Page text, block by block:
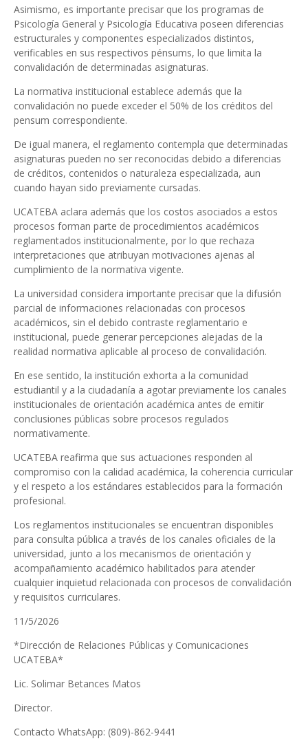
Asimismo, es importante precisar que los programas de
Psicología General y Psicología Educativa poseen diferencias
estructurales y componentes especializados distintos,
verificables en sus respectivos pénsums, lo que limita la
convalidación de determinadas asignaturas.
La normativa institucional establece además que la
convalidación no puede exceder el 50% de los créditos del
pensum correspondiente.
De igual manera, el reglamento contempla que determinadas
asignaturas pueden no ser reconocidas debido a diferencias
de créditos, contenidos o naturaleza especializada, aun
cuando hayan sido previamente cursadas.
UCATEBA aclara además que los costos asociados a estos
procesos forman parte de procedimientos académicos
reglamentados institucionalmente, por lo que rechaza
interpretaciones que atribuyan motivaciones ajenas al
cumplimiento de la normativa vigente.
La universidad considera importante precisar que la difusión
parcial de informaciones relacionadas con procesos
académicos, sin el debido contraste reglamentario e
institucional, puede generar percepciones alejadas de la
realidad normativa aplicable al proceso de convalidación.
En ese sentido, la institución exhorta a la comunidad
estudiantil y a la ciudadanía a agotar previamente los canales
institucionales de orientación académica antes de emitir
conclusiones públicas sobre procesos regulados
normativamente.
UCATEBA reafirma que sus actuaciones responden al
compromiso con la calidad académica, la coherencia curricular
y el respeto a los estándares establecidos para la formación
profesional.
Los reglamentos institucionales se encuentran disponibles
para consulta pública a través de los canales oficiales de la
universidad, junto a los mecanismos de orientación y
acompañamiento académico habilitados para atender
cualquier inquietud relacionada con procesos de convalidación
y requisitos curriculares.
11/5/2026
*Dirección de Relaciones Públicas y Comunicaciones
UCATEBA*
Lic. Solimar Betances Matos
Director.
Contacto WhatsApp: (809)-862-9441